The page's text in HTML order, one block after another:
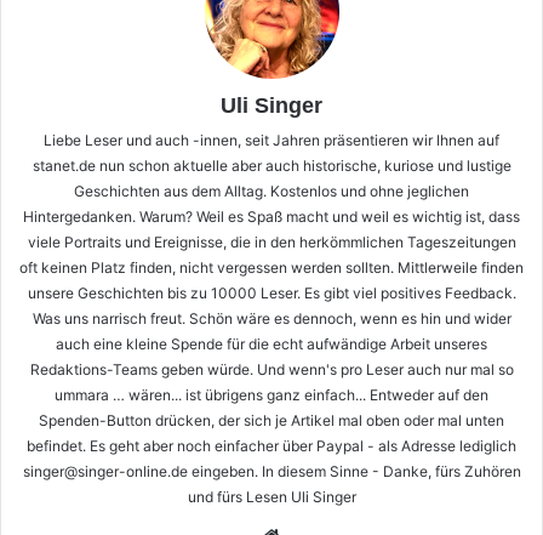
Uli Singer
Liebe Leser und auch -innen, seit Jahren präsentieren wir Ihnen auf
stanet.de nun schon aktuelle aber auch historische, kuriose und lustige
Geschichten aus dem Alltag. Kostenlos und ohne jeglichen
Hintergedanken. Warum? Weil es Spaß macht und weil es wichtig ist, dass
viele Portraits und Ereignisse, die in den herkömmlichen Tageszeitungen
oft keinen Platz finden, nicht vergessen werden sollten. Mittlerweile finden
unsere Geschichten bis zu 10000 Leser. Es gibt viel positives Feedback.
Was uns narrisch freut. Schön wäre es dennoch, wenn es hin und wider
auch eine kleine Spende für die echt aufwändige Arbeit unseres
Redaktions-Teams geben würde. Und wenn's pro Leser auch nur mal so
ummara … wären... ist übrigens ganz einfach... Entweder auf den
Spenden-Button drücken, der sich je Artikel mal oben oder mal unten
befindet. Es geht aber noch einfacher über Paypal - als Adresse lediglich
singer@singer-online.de eingeben. In diesem Sinne - Danke, fürs Zuhören
und fürs Lesen Uli Singer